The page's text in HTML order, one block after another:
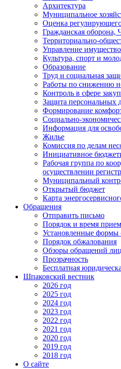
Архитектура
Муниципальное
Оценка
Гражданская оборона,
Территориально-
Управление
Культура, спорт и
Образование
Труд и социальная
Работы по снижению
Контроль в сфере
Защита персональных
Формирование
Социально-
Информация для
Жилье
Комиссия по делам
Инициативное
Рабочая группа по
осуществлении
Муниципальный
Открытый бюджет
Карта
Обращения
Отправить письмо
Порядок и время
Установленные формы
Порядок обжалования
Обзоры обращений лиц
Прозрачность
Бесплатная
Шпаковский вестник
2026 год
2025 год
2024 год
2023 год
2022 год
2021 год
2020 год
2019 год
2018 год
О сайте